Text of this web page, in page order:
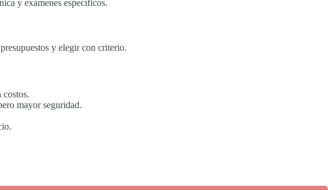
y exámenes específicos.
y elegir con criterio.
costos.
mayor seguridad.